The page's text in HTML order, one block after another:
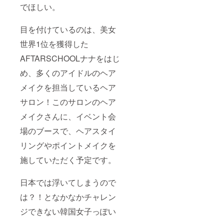
でほしい。
目を付けているのは、美女
世界1位を獲得した
AFTARSCHOOLナナをはじ
め、多くのアイドルのヘア
メイクを担当しているヘア
サロン！このサロンのヘア
メイクさんに、イベント会
場のブースで、ヘアスタイ
リングやポイントメイクを
施していただく予定です。
日本では浮いてしまうので
は？！となかなかチャレン
ジできない韓国女子っぽい